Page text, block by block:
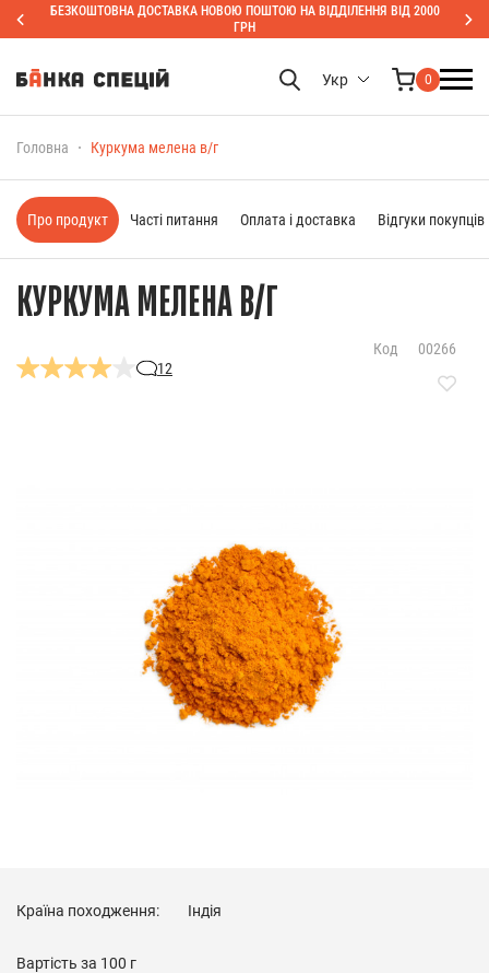
БЕЗКОШТОВНА ДОСТАВКА НОВОЮ ПОШТОЮ НА ВІДДІЛЕННЯ ВІД 2000
ГРН
Укр 0
Головна Куркума мелена в/г
КУРКУМА МЕЛЕНА В/Г
12
Код 00266
Країна походження: Індія
Вартість за 100 г
Про продукт Часті питання Оплата і доставка Відгуки покупців